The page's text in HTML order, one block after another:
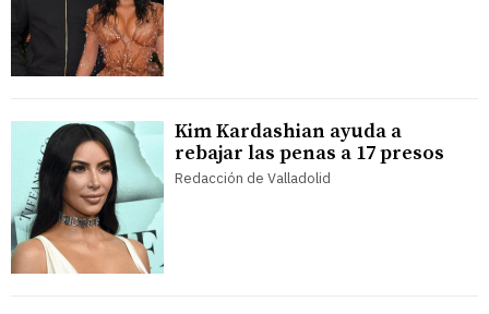
Kim Kardashian ayuda a
rebajar las penas a 17 presos
Redacción de Valladolid